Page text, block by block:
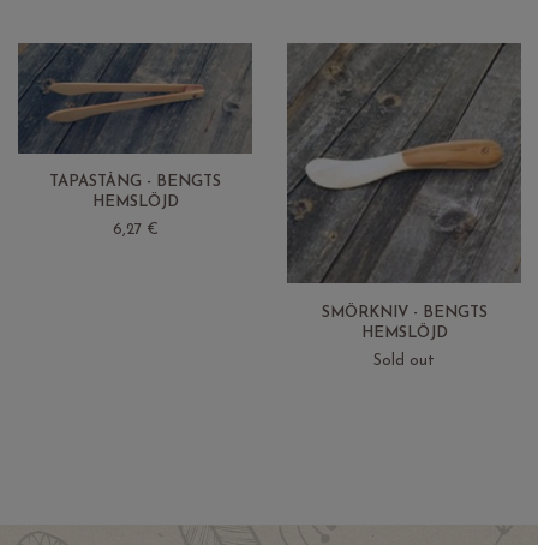
TAPASTÅNG - BENGTS
HEMSLÖJD
6,27 €
SMÖRKNIV - BENGTS
HEMSLÖJD
Sold out